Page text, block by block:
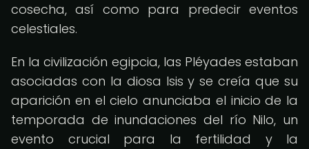
cosecha, así como para predecir eventos
celestiales.
En la civilización egipcia, las Pléyades estaban
asociadas con la diosa Isis y se creía que su
aparición en el cielo anunciaba el inicio de la
temporada de inundaciones del río Nilo, un
evento crucial para la fertilidad y la